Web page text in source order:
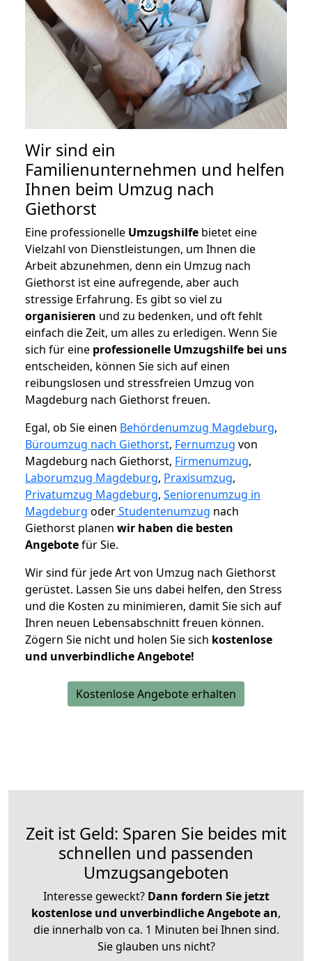
Wir sind ein
Familienunternehmen und helfen
Ihnen beim Umzug nach
Giethorst
Eine professionelle Umzugshilfe bietet eine
Vielzahl von Dienstleistungen, um Ihnen die
Arbeit abzunehmen, denn ein Umzug nach
Giethorst ist eine aufregende, aber auch
stressige Erfahrung. Es gibt so viel zu
organisieren und zu bedenken, und oft fehlt
einfach die Zeit, um alles zu erledigen. Wenn Sie
sich für eine professionelle Umzugshilfe bei uns
entscheiden, können Sie sich auf einen
reibungslosen und stressfreien Umzug von
Magdeburg nach Giethorst freuen.
Egal, ob Sie einen Behördenumzug Magdeburg,
Büroumzug nach Giethorst, Fernumzug von
Magdeburg nach Giethorst, Firmenumzug,
Laborumzug Magdeburg, Praxisumzug,
Privatumzug Magdeburg, Seniorenumzug in
Magdeburg oderStudentenumzug nach
Giethorst planen wir haben die besten
Angebotefür Sie.
Wir sind für jede Art von Umzug nach Giethorst
gerüstet. Lassen Sie uns dabei helfen, den Stress
und die Kosten zu minimieren, damit Sie sich auf
Ihren neuen Lebensabschnitt freuen können.
Zögern Sie nicht und holen Sie sich kostenlose
und unverbindliche Angebote!
Kostenlose Angebote erhalten
Zeit ist Geld: Sparen Sie beides mit
schnellen und passenden
Umzugsangeboten
Interesse geweckt? Dann fordern Sie jetzt
kostenlose und unverbindliche Angebote an,
die innerhalb von ca. 1 Minuten bei Ihnen sind.
Sie glauben uns nicht?